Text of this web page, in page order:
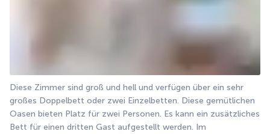
Diese Zimmer sind groß und hell und verfügen über ein sehr
großes Doppelbett oder zwei Einzelbetten. Diese gemütlichen
Oasen bieten Platz für zwei Personen. Es kann ein zusätzliches
Bett für einen dritten Gast aufgestellt werden. Im